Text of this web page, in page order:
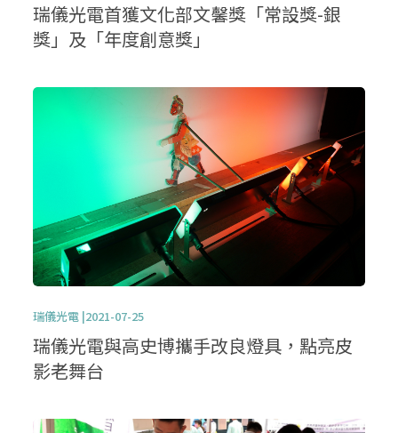
瑞儀光電首獲文化部文馨獎「常設獎-銀
獎」及「年度創意獎」
瑞儀光電 |2021-07-25
瑞儀光電與高史博攜手改良燈具，點亮皮
影老舞台